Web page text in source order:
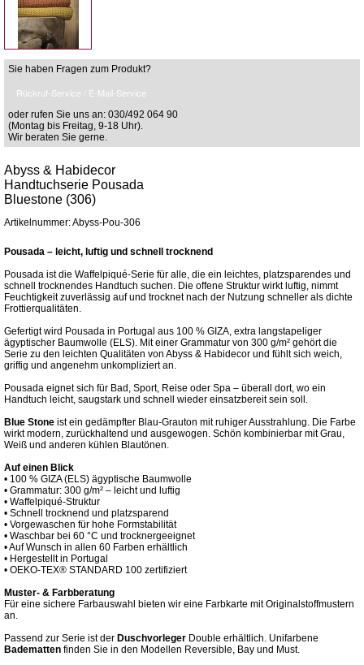
Sie haben Fragen zum Produkt?
Rückruf-Service / E-Mail-Service
oder rufen Sie uns an: 030/492 064 90
(Montag bis Freitag, 9-18 Uhr).
Wir beraten Sie gerne.
Abyss & Habidecor
Handtuchserie Pousada
Bluestone (306)
Artikelnummer: Abyss-Pou-306
Pousada – leicht, luftig und schnell trocknend
Pousada ist die Waffelpiqué-Serie für alle, die ein leichtes, platzsparendes und
schnell trocknendes Handtuch suchen. Die offene Struktur wirkt luftig, nimmt
Feuchtigkeit zuverlässig auf und trocknet nach der Nutzung schneller als dichte
Frottierqualitäten.
Gefertigt wird Pousada in Portugal aus 100 % GIZA, extra langstapeliger
ägyptischer Baumwolle (ELS). Mit einer Grammatur von 300 g/m² gehört die
Serie zu den leichten Qualitäten von Abyss & Habidecor und fühlt sich weich,
griffig und angenehm unkompliziert an.
Pousada eignet sich für Bad, Sport, Reise oder Spa – überall dort, wo ein
Handtuch leicht, saugstark und schnell wieder einsatzbereit sein soll.
Blue Stone ist ein gedämpfter Blau-Grauton mit ruhiger Ausstrahlung. Die Farbe
wirkt modern, zurückhaltend und ausgewogen. Schön kombinierbar mit Grau,
Weiß und anderen kühlen Blautönen.
Auf einen Blick
• 100 % GIZA (ELS) ägyptische Baumwolle
• Grammatur: 300 g/m² – leicht und luftig
• Waffelpiqué-Struktur
• Schnell trocknend und platzsparend
• Vorgewaschen für hohe Formstabilität
• Waschbar bei 60 °C und trocknergeeignet
• Auf Wunsch in allen 60 Farben erhältlich
• Hergestellt in Portugal
• OEKO-TEX® STANDARD 100 zertifiziert
Muster- & Farbberatung
Für eine sichere Farbauswahl bieten wir eine Farbkarte mit Originalstoffmustern
an.
Passend zur Serie ist der Duschvorleger Double erhältlich. Unifarbene
Badematten finden Sie in den Modellen Reversible, Bay und Must.